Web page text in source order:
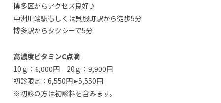
博多区からアクセス良好♪
中洲川端駅もしくは呉服町駅から徒歩5分
博多駅からタクシーで5分
高濃度ビタミンC点滴
10ｇ：6,000円 20ｇ：9,900円
初診限定：6,550円➤5,550円
※初診の方は初診料を含みます。